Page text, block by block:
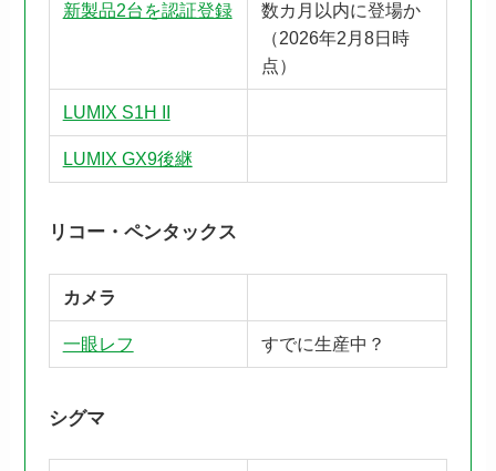
新製品2台を認証登録
数カ月以内に登場か
（2026年2月8日時
点）
LUMIX S1H II
LUMIX GX9後継
リコー・ペンタックス
カメラ
一眼レフ すでに生産中？
シグマ